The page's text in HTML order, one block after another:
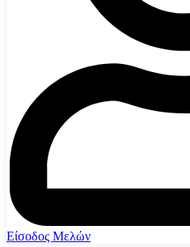
Είσοδος Μελών